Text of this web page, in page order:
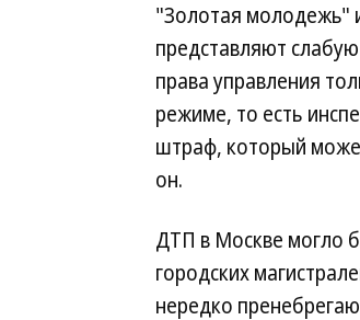
"Золотая молодежь"
представляют
права управления
режиме, то есть
штраф, который
он.
ДТП в Москве могло
городских
нередко